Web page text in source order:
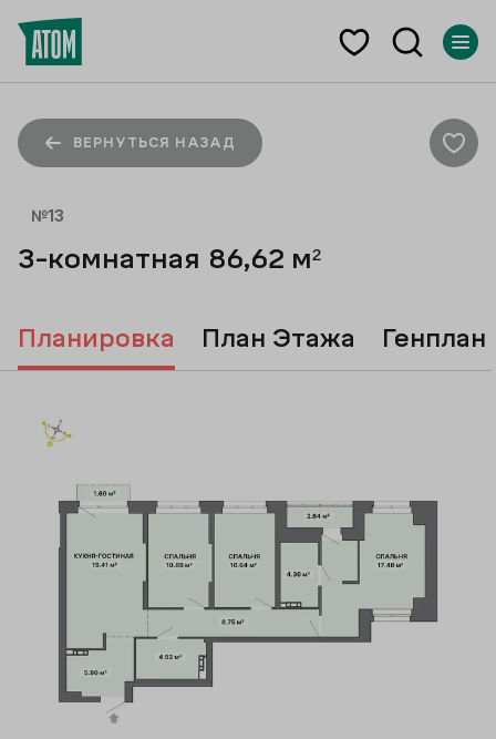
ВЕРНУТЬСЯ НАЗАД
№13
3-комнатная 86,62 м²
Планировка План Этажа Генплан